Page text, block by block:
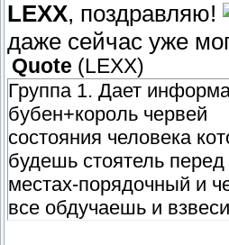
LEXX, поздравляю!
даже сейчас уже
Quote (LEXX)
Группа 1. Дает
бубен+король червей
состояния человека
будешь стоятель
местах-порядочный и
все обдучаешь и